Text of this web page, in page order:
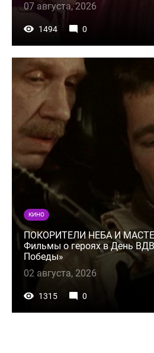
07 августа, 2026
1494 0
КИНО
ПОКОРИТЕЛИ НЕБА И
Фильмы о героях в День
Победы»
02 августа, 2026
1315 0